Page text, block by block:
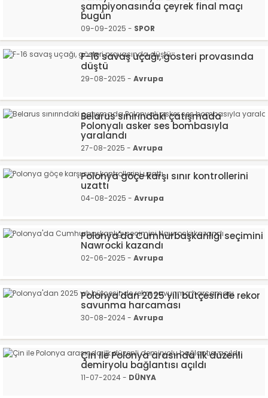
şampiyonasında çeyrek final maçı
bugün
09-09-2025 - SPOR
F-16 savaş uçağı, gösteri provasında
düştü
29-08-2025 - Avrupa
Belarus sınırındaki çatışmada
Polonyalı asker ses bombasıyla
yaralandı
27-08-2025 - Avrupa
Polonya göçe karşı sınır kontrollerini
uzattı
04-08-2025 - Avrupa
Polonya'da Cumhurbaşkanlığı seçimini
Nawrocki kazandı
02-06-2025 - Avrupa
Polonya'dan 2025 yılı bütçesinde rekor
savunma harcaması
30-08-2024 - Avrupa
Çin ile Polonya arasında ilk düzenli
demiryolu bağlantısı açıldı
11-07-2024 - DÜNYA